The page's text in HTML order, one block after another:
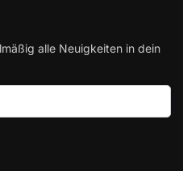
alle Neuigkeiten in dein